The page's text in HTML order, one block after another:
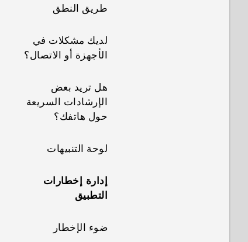
طريق النطق
لديك مشكلات في
الأجهزة أو الاتصال؟
هل تريد بعض
الإرشادات السريعة
حول هاتفك؟
لوحة التنبيهات
إدارة إخطارات
التطبيق
ضوء الإخطار